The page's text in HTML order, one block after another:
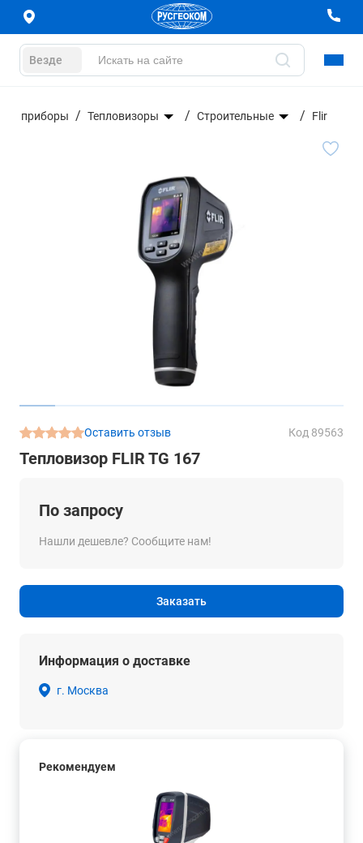
Везде
приборы Тепловизоры Строительные Flir
Оставить отзыв Код 89563
Тепловизор FLIR TG 167
По запросу
Нашли дешевле? Сообщите нам!
Заказать
Информация о доставке
г. Москва
Рекомендуем